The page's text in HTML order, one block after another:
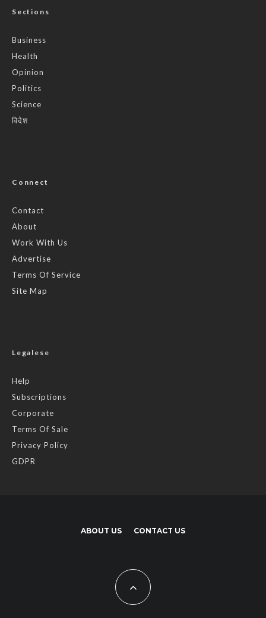
Sections
Business
Health
Opinion
Politics
Science
विदेश
Connect
Contact
About
Work With Us
Advertise
Terms Of Service
Site Map
Legalese
Help
Subscriptions
Corporate
Terms Of Sale
Privacy Policy
GDPR
ABOUT US CONTACT US